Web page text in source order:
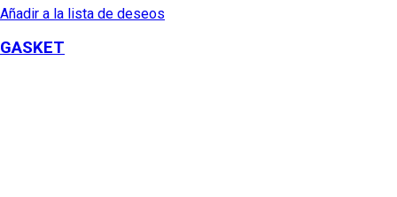
Añadir a la lista de deseos
GASKET